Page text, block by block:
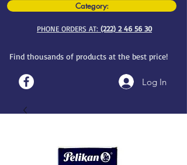
Category:
PHONE ORDERS AT: (222) 2 46 56 30
Find thousands of products at the best price!
Log In